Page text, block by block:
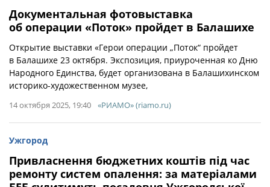
Документальная фотовыставка
об операции «Поток» пройдет в Балашихе
Открытие выставки «Герои операции „Поток“ пройдет
в Балашихе 23 октября. Экспозиция, приуроченная ко Дню
Народного Единства, будет организована в Балашихинском
историко-художественном музее,
14 октября 2025, 19:40 «РИАМО» (riamo.ru)
Ужгород
Привласнення бюджетних коштів під час
ремонту систем опалення: за матеріалами